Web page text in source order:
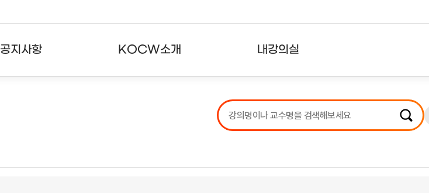
공지사항 KOCW소개 내강의실
강의리스트
수강확인증강의